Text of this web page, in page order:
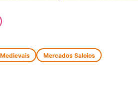
Mercados Saloios